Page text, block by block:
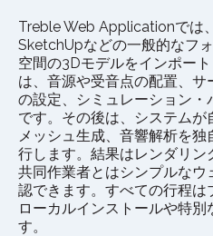
Treble Web Applicationでは
SketchUpなどの一般的なフ
空間の3Dモデルをインポー
は、音源や受音点の配置、
の設定、シミュレーション
です。その後は、システムが
メッシュ生成、音響解析を
行します。結果はレンダリン
共同作業者とはシンプルな
認できます。すべての行程は
ローカルインストールや特
す。